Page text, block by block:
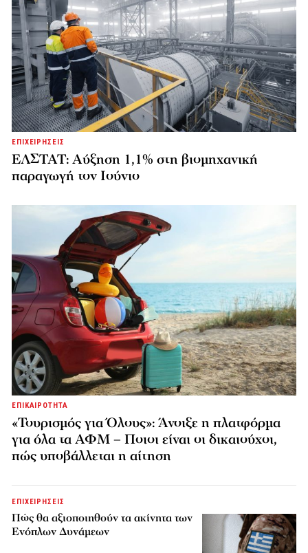
ΕΠΙΧΕΙΡΗΣΕΙΣ
ΕΛΣΤΑΤ: Αύξηση 1,1% στη βιομηχανική
παραγωγή τον Ιούνιο
ΕΠΙΚΑΙΡΟΤΗΤΑ
«Τουρισμός για Όλους»: Άνοιξε η πλατφόρμα
για όλα τα ΑΦΜ – Ποιοι είναι οι δικαιούχοι,
πώς υποβάλλεται η αίτηση
ΕΠΙΧΕΙΡΗΣΕΙΣ
Πώς θα αξιοποιηθούν τα ακίνητα των
Ενόπλων Δυνάμεων